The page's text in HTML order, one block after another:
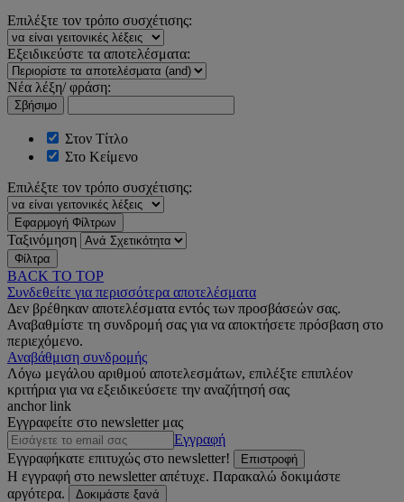
Επιλέξτε τον τρόπο συσχέτισης:
Εξειδικεύστε τα αποτελέσματα:
Νέα λέξη/ φράση:
Σβήσιμο
Στον Τίτλο
Στο Κείμενο
Επιλέξτε τον τρόπο συσχέτισης:
Εφαρμογή Φίλτρων
Ταξινόμηση
Φίλτρα
BACK TO TOP
Συνδεθείτε για περισσότερα αποτελέσματα
Δεν βρέθηκαν αποτελέσματα εντός των προσβάσεών σας.
Αναβαθμίστε τη συνδρομή σας για να αποκτήσετε πρόσβαση στο
περιεχόμενο.
Αναβάθμιση συνδρομής
Λόγω μεγάλου αριθμού αποτελεσμάτων, επιλέξτε επιπλέον
κριτήρια για να εξειδικεύσετε την αναζήτησή σας
anchor link
Εγγραφείτε στο newsletter μας
Εγγραφή
Εγγραφήκατε επιτυχώς στο newsletter!
Επιστροφή
Η εγγραφή στο newsletter απέτυχε. Παρακαλώ δοκιμάστε
αργότερα.
Δοκιμάστε ξανά